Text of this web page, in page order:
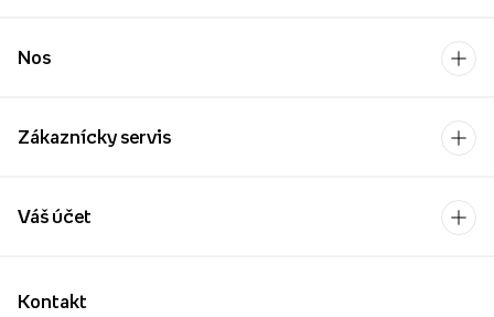
Nos
Zákaznícky servis
Kontakt
Váš účet